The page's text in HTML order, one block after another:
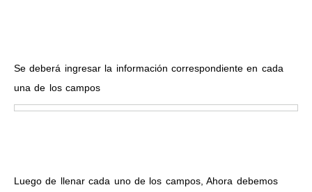
Se deberá ingresar la información correspondiente en cada
una de los campos
Luego de llenar cada uno de los campos, Ahora debemos